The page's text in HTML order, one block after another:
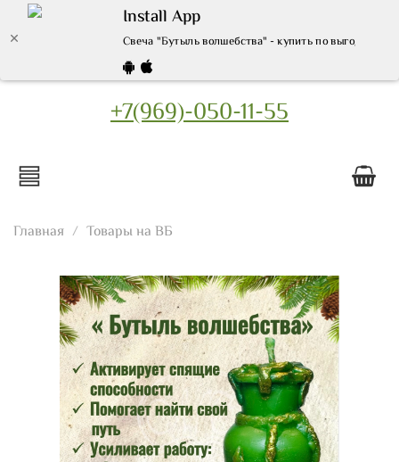
Install App
Свеча "Бутыль волшебства" - купить по выгодной
+7(969)-050-11-55
Главная Товары на ВБ